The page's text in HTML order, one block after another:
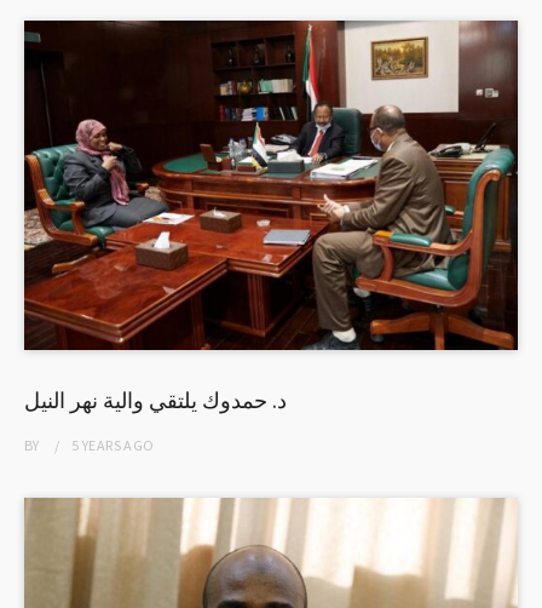
د. حمدوك يلتقي والية نهر النيل
BY 5 YEARSAGO